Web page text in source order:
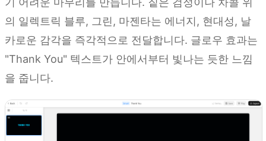
의 일렉트릭 블루, 그린, 마젠타는 에너지, 현대성, 날
카로운 감각을 즉각적으로 전달합니다. 글로우 효과는
"Thank You" 텍스트가 안에서부터 빛나는 듯한 느낌
을 줍니다.